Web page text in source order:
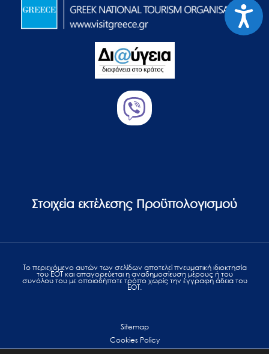
Στοιχεία εκτέλεσης Προϋπολογισμού
Το περιεχόμενο αυτών των σελίδων αποτελεί πvευματική ιδιοκτησία
του ΕΟΤ και απαγορεύεται η αναδημοσίευση μέρους ή του
συνόλου του με οποιοδήποτε τρόπο χωρίς την έγγραφη άδεια του
ΕΟΤ.
Sitemap
Cookies Policy